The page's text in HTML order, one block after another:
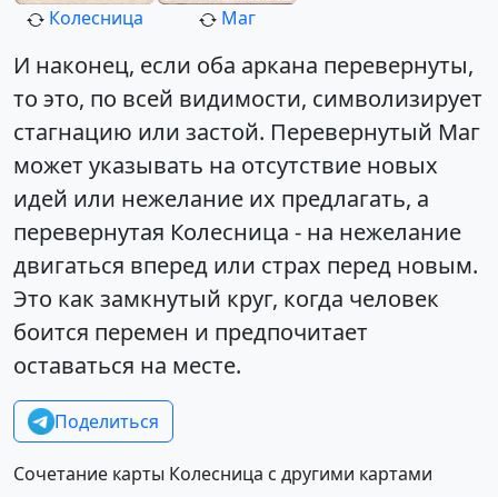
Колесница Маг
И наконец, если оба аркана перевернуты,
то это, по всей видимости, символизирует
стагнацию или застой. Перевернутый Маг
может указывать на отсутствие новых
идей или нежелание их предлагать, а
перевернутая Колесница - на нежелание
двигаться вперед или страх перед новым.
Это как замкнутый круг, когда человек
боится перемен и предпочитает
оставаться на месте.
Поделиться
Сочетание карты Колесница с другими картами